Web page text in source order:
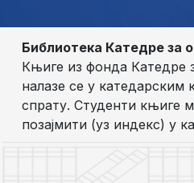
Библиотека Катедре за
Књиге из фонда Катедре
налазе се у катедарским
спрату. Студенти књиге
позајмити (уз индекс) у